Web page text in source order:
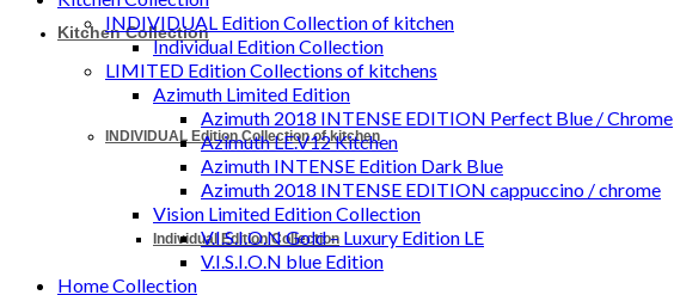
Kitchen Collection
INDIVIDUAL Edition Collection of kitchen
Individual Edition Collection
INDIVIDUAL Edition Collection of kitchen
Individual Edition Collection
LIMITED Edition Collections of kitchens
Azimuth Limited Edition
Azimuth 2018 INTENSE EDITION Perfect Blue / Chrome
Azimuth LE.V12 Kitchen
Azimuth INTENSE Edition Dark Blue
Azimuth 2018 INTENSE EDITION cappuccino / chrome
Vision Limited Edition Collection
V.I.S.I.O.N Gold – Luxury Edition LE
V.I.S.I.O.N blue Edition
Home Collection